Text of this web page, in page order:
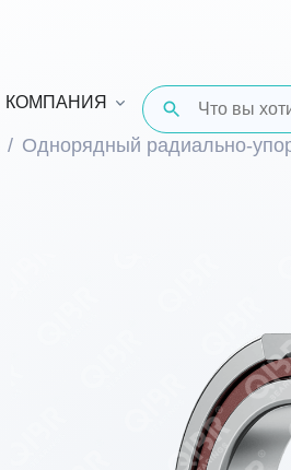
КОМПАНИЯ
Однорядный радиально-